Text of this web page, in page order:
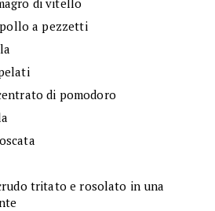
di vitello
a pezzetti
di pomodoro
tritato e rosolato in una